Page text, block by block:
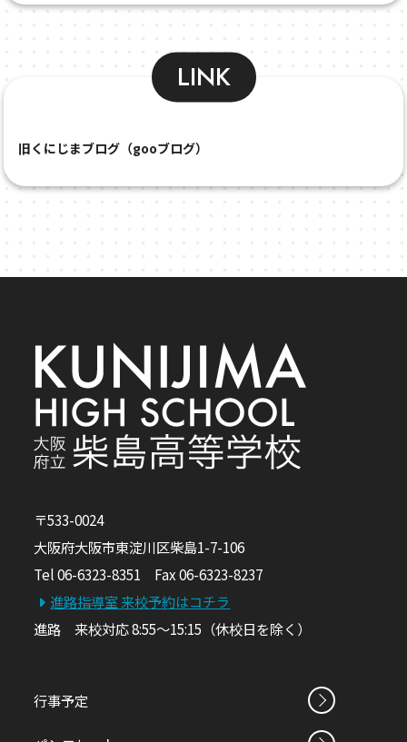
LINK
旧くにじまブログ（gooブログ）
〒533-0024
大阪府大阪市東淀川区柴島1-7-106
Tel 06-6323-8351 Fax 06-6323-8237
進路指導室 来校予約はコチラ
進路 来校対応 8:55～15:15（休校日を除く）
行事予定